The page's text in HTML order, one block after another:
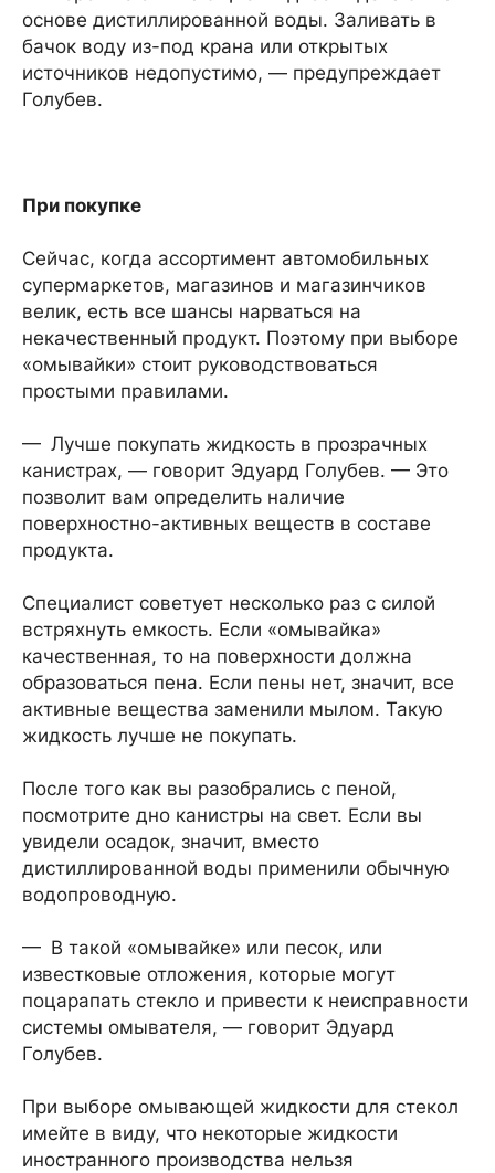
основе дистиллированной воды. Заливать в
бачок воду из-под крана или открытых
источников недопустимо, — предупреждает
Голубев.
При покупке
Сейчас, когда ассортимент автомобильных
супермаркетов, магазинов и магазинчиков
велик, есть все шансы нарваться на
некачественный продукт. Поэтому при выборе
«омывайки» стоит руководствоваться
простыми правилами.
— Лучше покупать жидкость в прозрачных
канистрах, — говорит Эдуард Голубев. — Это
позволит вам определить наличие
поверхностно-активных веществ в составе
продукта.
Специалист советует несколько раз с силой
встряхнуть емкость. Если «омывайка»
качественная, то на поверхности должна
образоваться пена. Если пены нет, значит, все
активные вещества заменили мылом. Такую
жидкость лучше не покупать.
После того как вы разобрались с пеной,
посмотрите дно канистры на свет. Если вы
увидели осадок, значит, вместо
дистиллированной воды применили обычную
водопроводную.
— В такой «омывайке» или песок, или
известковые отложения, которые могут
поцарапать стекло и привести к неисправности
системы омывателя, — говорит Эдуард
Голубев.
При выборе омывающей жидкости для стекол
имейте в виду, что некоторые жидкости
иностранного производства нельзя